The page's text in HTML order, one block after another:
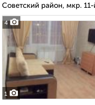
4
Советский район, мкр. 11-
1